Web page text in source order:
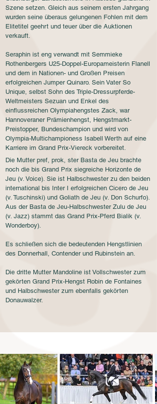
Szene setzen. Gleich aus seinem ersten Jahrgang
wurden seine überaus gelungenen Fohlen mit dem
Elitetitel geehrt und teuer über die Auktionen
verkauft.
Seraphin ist eng verwandt mit Semmieke
Rothenbergers U25-Doppel-Europameisterin Flanell
und dem in Nationen- und Großen Preisen
erfolgreichen Jumper Quinaro. Sein Vater So
Unique, selbst Sohn des Triple-Dressurpferde-
Weltmeisters Sezuan und Enkel des
einflussreichen Olympiahengstes Zack, war
Hannoveraner Prämienhengst, Hengstmarkt-
Preistopper, Bundeschampion und wird von
Olympia-Multichampioness Isabell Werth auf eine
Karriere im Grand Prix-Viereck vorbereitet.
Die Mutter pref, prok, ster Basta de Jeu brachte
noch die bis Grand Prix siegreiche Horizonte de
Jeu (v. Voice). Sie ist Halbschwester zu den beiden
international bis Inter I erfolgreichen Cicero de Jeu
(v. Tuschinski) und Goliath de Jeu (v. Don Schurfo).
Aus der Basta de Jeu-Halbschwester Zulu de Jeu
(v. Jazz) stammt das Grand Prix-Pferd Bialik (v.
Wonderboy).
Es schließen sich die bedeutenden Hengstlinien
des Donnerhall, Contender und Rubinstein an. ​
Die dritte Mutter Mandoline ist Vollschwester zum
gekörten Grand Prix-Hengst Robin de Fontaines
und Halbschwester zum ebenfalls gekörten
Donauwalzer.